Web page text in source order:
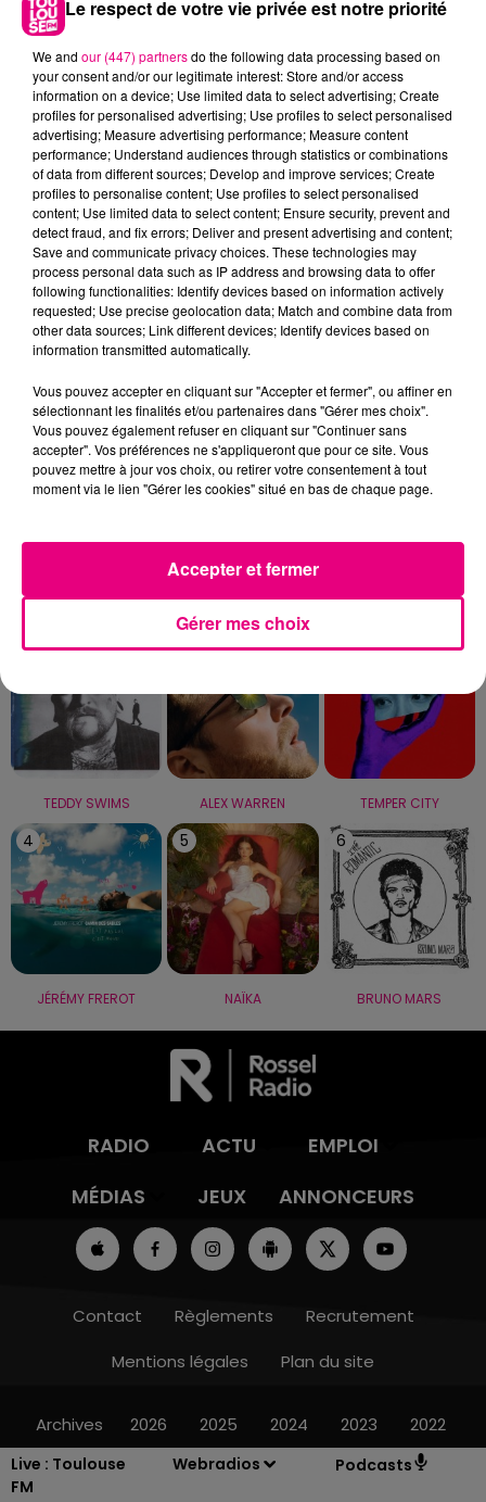
Live : Toulouse
FM
Webradios Podcasts
Cancer Lion Vierge
Balance Scorpion Sagittaire
LE TOP
1
TEDDY SWIMS
2
ALEX WARREN
3
TEMPER CITY
4
JÉRÉMY FREROT
5
NAÏKA
6
BRUNO MARS
RADIO ACTU
EMPLOI
MÉDIAS
JEUX ANNONCEURS
Contact Règlements
Recrutement
Mentions légales
Plan du site
Archives 2026 2025 2024 2023 2022
Le respect de votre vie privée est notre priorité
We and our (447) partnersdo the following data processing based on
your consent and/or our legitimate interest: Store and/or access
information on a device; Use limited data to select advertising; Create
profiles for personalised advertising; Use profiles to select personalised
advertising; Measure advertising performance; Measure content
performance; Understand audiences through statistics or combinations
of data from different sources; Develop and improve services; Create
profiles to personalise content; Use profiles to select personalised
content; Use limited data to select content; Ensure security, prevent and
detect fraud, and fix errors; Deliver and present advertising and content;
Save and communicate privacy choices. These technologies may
process personal data such as IP address and browsing data to offer
following functionalities: Identify devices based on information actively
requested; Use precise geolocation data; Match and combine data from
other data sources; Link different devices; Identify devices based on
information transmitted automatically.
Vous pouvez accepter en cliquant sur "Accepter et fermer", ou affiner en
sélectionnant les finalités et/ou partenaires dans "Gérer mes choix".
Vous pouvez également refuser en cliquant sur "Continuer sans
accepter". Vos préférences ne s'appliqueront que pour ce site. Vous
pouvez mettre à jour vos choix, ou retirer votre consentement à tout
moment via le lien "Gérer les cookies" situé en bas de chaque page.
Gérer mes choix
Accepter et fermer